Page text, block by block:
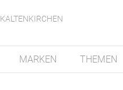
KALTENKIRCHEN
MARKEN THEMEN